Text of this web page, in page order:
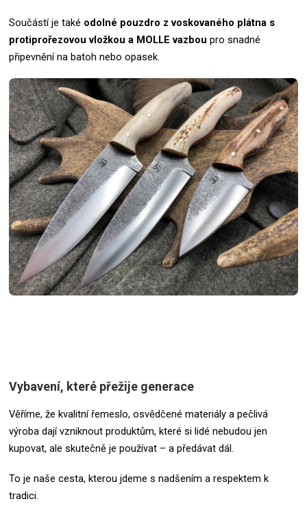
Součástí je také odolné pouzdro z voskovaného plátna s
protiprořezovou vložkou a MOLLE vazbou pro snadné
připevnění na batoh nebo opasek.
Vybavení, které přežije generace
Věříme, že kvalitní řemeslo, osvědčené materiály a pečlivá
výroba dají vzniknout produktům, které si lidé nebudou jen
kupovat, ale skutečně je používat – a předávat dál.
To je naše cesta, kterou jdeme s nadšením a respektem k
tradici.